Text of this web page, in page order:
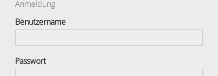
Anmeldung
Benutzername
Passwort